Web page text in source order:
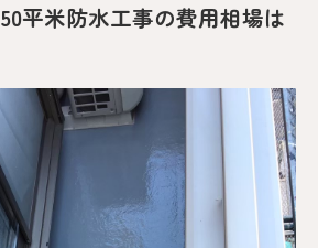
平米防水工事の費用相場は